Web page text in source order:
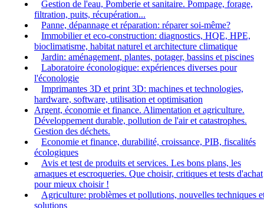
Gestion de l'eau, Pomberie et sanitaire. Pompage, forage,
filtration, puits, récupération...
Panne, dépannage et réparation: réparer soi-même?
Immobilier et eco-construction: diagnostics, HQE, HPE,
bioclimatisme, habitat naturel et architecture climatique
Jardin: aménagement, plantes, potager, bassins et piscines
Laboratoire éconologique: expériences diverses pour
l'éconologie
Imprimantes 3D et print 3D: machines et technologies,
hardware, software, utilisation et optimisation
Argent, économie et finance. Alimentation et agriculture.
Développement durable, pollution de l'air et catastrophes.
Gestion des déchets.
Economie et finance, durabilité, croissance, PIB, fiscalités
écologiques
Avis et test de produits et services. Les bons plans, les
arnaques et escroqueries. Que choisir, critiques et tests d'achat
pour mieux choisir !
Agriculture: problèmes et pollutions, nouvelles techniques
solutions